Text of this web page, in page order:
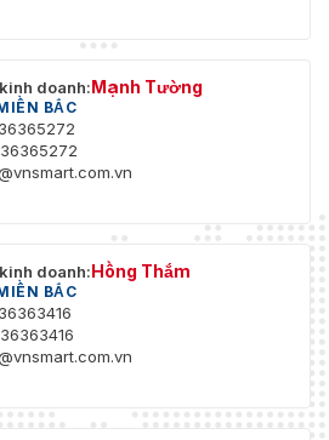
doanh:Mạnh Tường
BẮC
doanh:Hồng Thắm
BẮC